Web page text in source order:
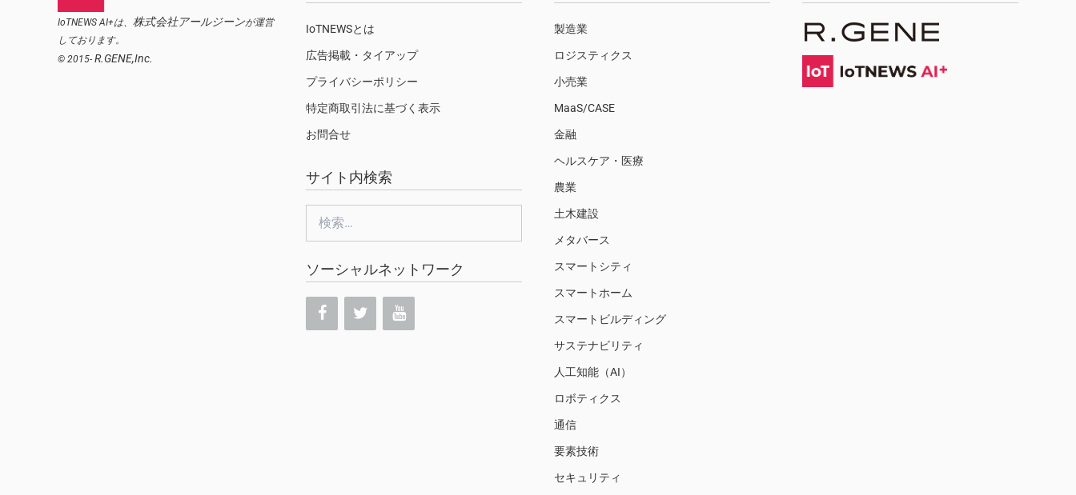
IoTNEWS AI+は、 株式会社アールジーンが運営
しております。
© 2015- R.GENE,Inc.
IoTNEWSとは
広告掲載・タイアップ
プライバシーポリシー
特定商取引法に基づく表示
お問合せ
サイト内検索
索:
ソーシャルネットワーク
製造業
ロジスティクス
小売業
MaaS/CASE
金融
ヘルスケア・医療
農業
土木建設
メタバース
スマートシティ
スマートホーム
スマートビルディング
サステナビリティ
人工知能（AI）
ロボティクス
通信
要素技術
セキュリティ